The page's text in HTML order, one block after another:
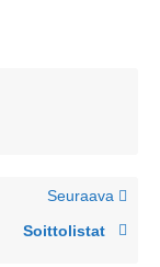
Seuraava
Soittolistat